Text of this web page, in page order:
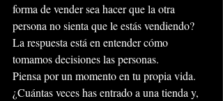
forma de vender sea hacer que la otra
persona no sienta que le estás vendiendo?
La respuesta está en entender cómo
tomamos decisiones las personas.
Piensa por un momento en tu propia vida.
¿Cuántas veces has entrado a una tienda y,